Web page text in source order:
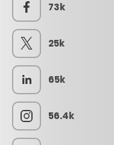
73k
25k
65k
56.4k